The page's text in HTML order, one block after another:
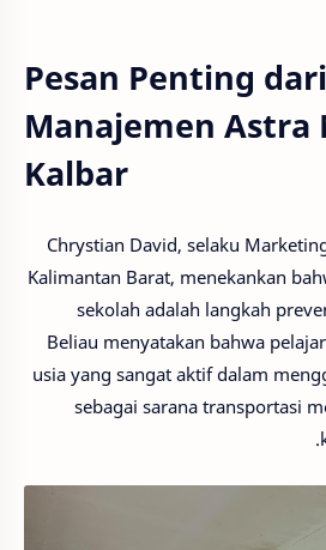
Pesan Penting dari
Manajemen Astra
Kalbar
Chrystian David, selaku
Kalimantan Barat, menekankan
sekolah adalah langkah
Beliau menyatakan bahwa
usia yang sangat aktif dalam
sebagai sarana transportasi